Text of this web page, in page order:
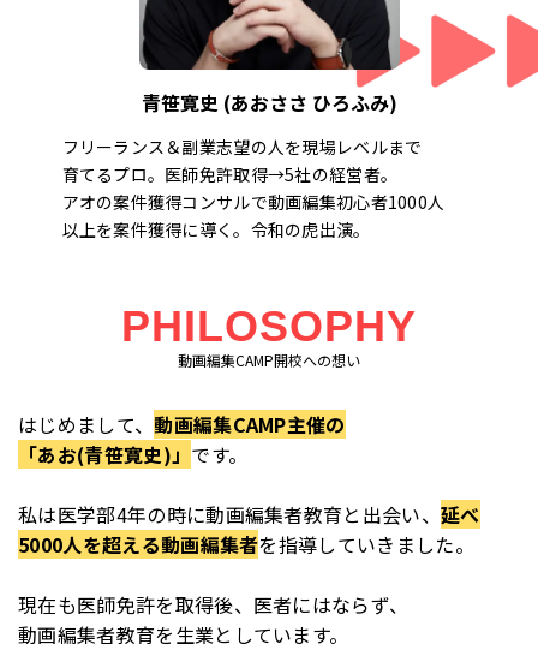
青笹寛史 (あおささ ひろふみ)
フリーランス＆副業志望の人を現場レベルまで
育てるプロ。医師免許取得→5社の経営者。
アオの案件獲得コンサルで動画編集初心者1000人
以上を案件獲得に導く。令和の虎出演。
PHILOSOPHY
動画編集CAMP開校への想い
はじめまして、動画編集CAMP主催の
「あお(青笹寛史)」 です。
私は医学部4年の時に動画編集者教育と出会い、延べ
5000人を超える動画編集者を指導していきました。
現在も医師免許を取得後、医者にはならず、
動画編集者教育を生業としています。